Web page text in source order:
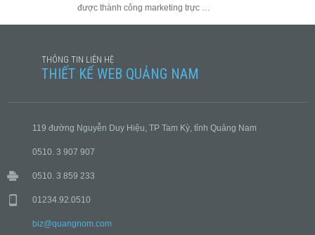
được thành công marketing trực …
THÔNG TIN LIÊN HỆ
THIẾT KẾ WEB QUẢNG NAM
119 đường Nguyễn Duy Hiệu, TP Tam Kỳ, tỉnh Quảng Nam
0510. 3 907 907
0510. 3 859 233
01234.92.0510
biz@quangnom.com